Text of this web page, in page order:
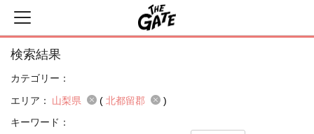
検索結果
カテゴリー：
エリア：
山梨県 ( 北都留郡
)
キーワード：